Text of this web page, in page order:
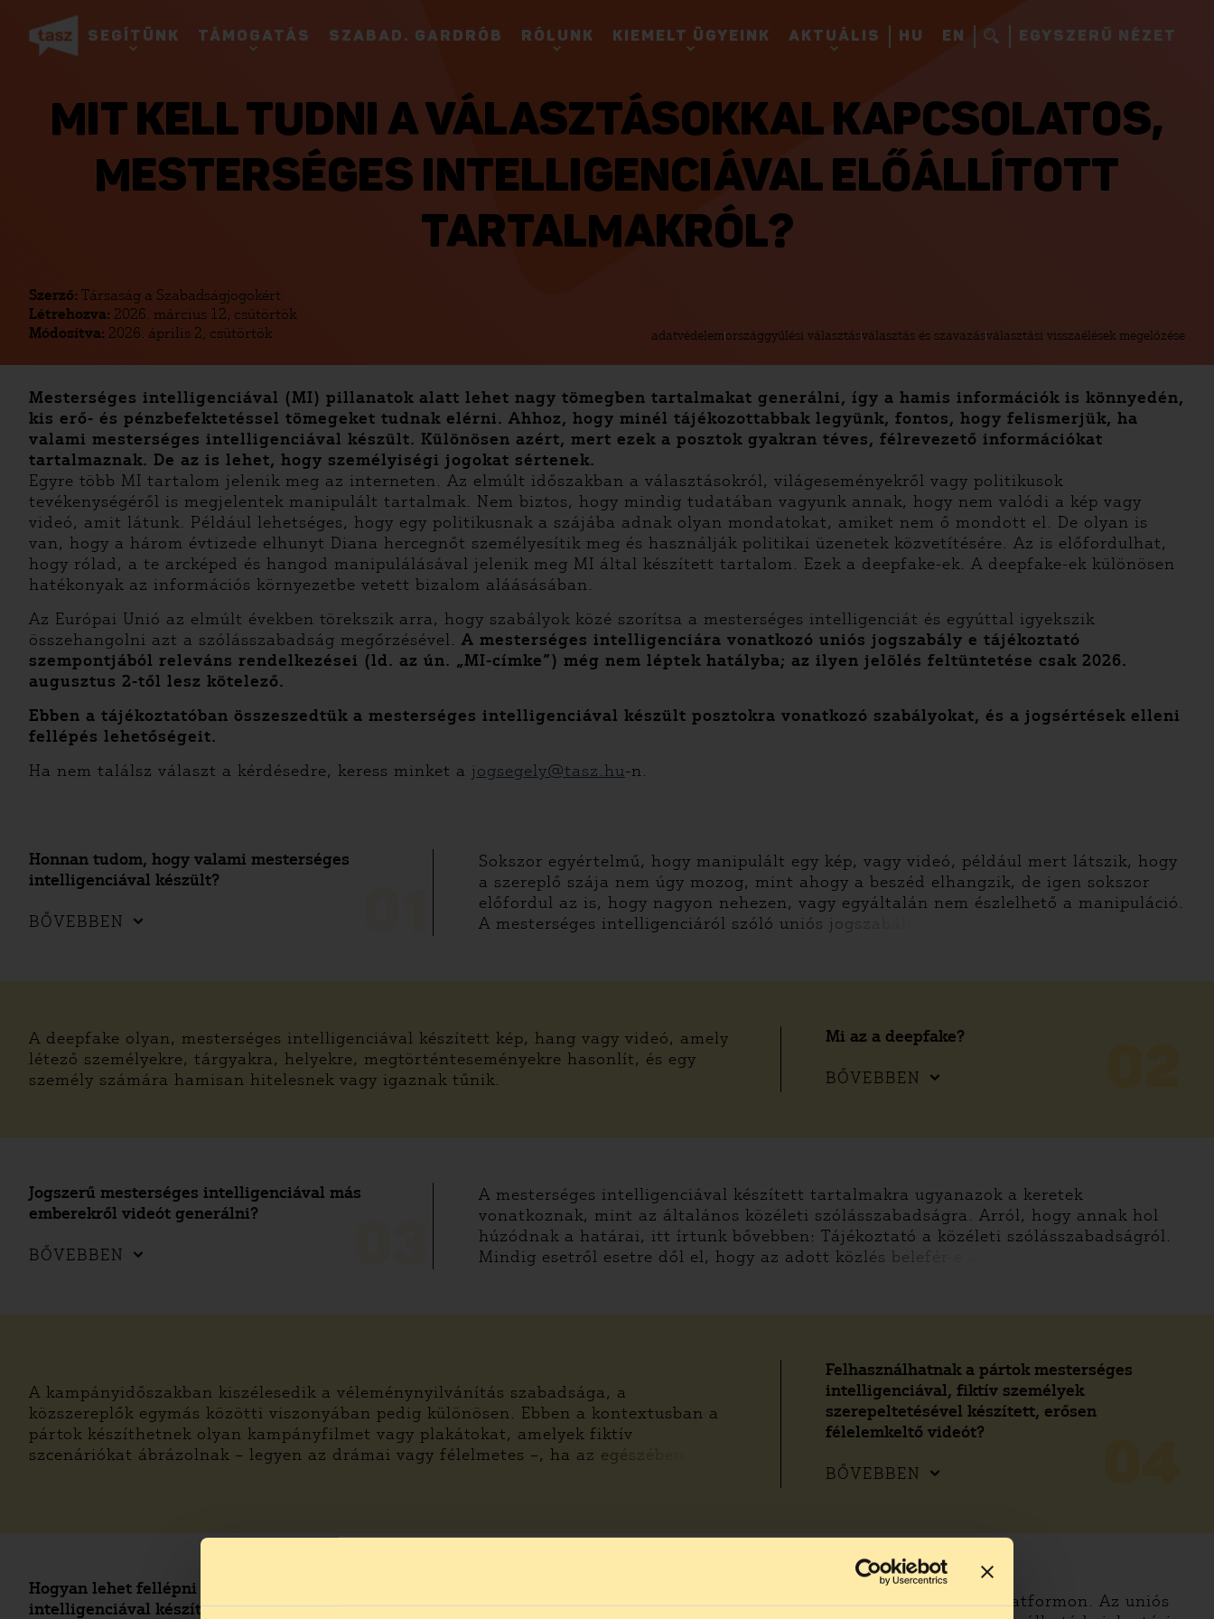
SEGÍTÜNK TÁMOGATÁS SZABAD. GARDRÓB RÓLUNK KIEMELT ÜGYEINK AKTUÁLIS HU EN EGYSZERŰ NÉZET
MIT KELL TUDNI A VÁLASZTÁSOKKAL KAPCSOLATOS,
MESTERSÉGES INTELLIGENCIÁVAL ELŐÁLLÍTOTT
TARTALMAKRÓL?
Szerző: Társaság a Szabadságjogokért
Létrehozva: 2026. március 12, csütörtök
Módosítva: 2026. április 2, csütörtök adatvédelemországgyűlési választásválasztás és szavazásválasztási visszaélések megelőzése
Mesterséges intelligenciával (MI) pillanatok alatt lehet nagy tömegben tartalmakat generálni, így a hamis információk is könnyedén,
kis erő- és pénzbefektetéssel tömegeket tudnak elérni. Ahhoz, hogy minél tájékozottabbak legyünk, fontos, hogy felismerjük, ha
valami mesterséges intelligenciával készült. Különösen azért, mert ezek a posztok gyakran téves, félrevezető információkat
tartalmaznak. De az is lehet, hogy személyiségi jogokat sértenek.
Egyre több MI tartalom jelenik meg az interneten. Az elmúlt időszakban a választásokról, világeseményekről vagy politikusok
tevékenységéről is megjelentek manipulált tartalmak. Nem biztos, hogy mindig tudatában vagyunk annak, hogy nem valódi a kép vagy
videó, amit látunk. Például lehetséges, hogy egy politikusnak a szájába adnak olyan mondatokat, amiket nem ő mondott el. De olyan is
van, hogy a három évtizede elhunyt Diana hercegnőt személyesítik meg és használják politikai üzenetek közvetítésére. Az is előfordulhat,
hogy rólad, a te arcképed és hangod manipulálásával jelenik meg MI által készített tartalom. Ezek a deepfake-ek. A deepfake-ek különösen
hatékonyak az információs környezetbe vetett bizalom aláásásában.
Az Európai Unió az elmúlt években törekszik arra, hogy szabályok közé szorítsa a mesterséges intelligenciát és egyúttal igyekszik
összehangolni azt a szólásszabadság megőrzésével. A mesterséges intelligenciára vonatkozó uniós jogszabály e tájékoztató
szempontjából releváns rendelkezései (ld. az ún. „MI-címke”) még nem léptek hatályba; az ilyen jelölés feltüntetése csak 2026.
augusztus 2-től lesz kötelező.
Ebben a tájékoztatóban összeszedtük a mesterséges intelligenciával készült posztokra vonatkozó szabályokat, és a jogsértések elleni
fellépés lehetőségeit.
Ha nem találsz választ a kérdésedre, keress minket a jogsegely@tasz.hu-n.
Honnan tudom, hogy valami mesterséges
intelligenciával készült?
BŐVEBBEN
Sokszor egyértelmű, hogy manipulált egy kép, vagy videó, például mert látszik, hogy
a szereplő szája nem úgy mozog, mint ahogy a beszéd elhangzik, de igen sokszor
előfordul az is, hogy nagyon nehezen, vagy egyáltalán nem észlelhető a manipuláció.
A mesterséges intelligenciáról szóló uniós jogszabály
Mi az a deepfake?
BŐVEBBEN
A deepfake olyan, mesterséges intelligenciával készített kép, hang vagy videó, amely
létező személyekre, tárgyakra, helyekre, megtörténteseményekre hasonlít, és egy
személy számára hamisan hitelesnek vagy igaznak tűnik.
Jogszerű mesterséges intelligenciával más
emberekről videót generálni?
BŐVEBBEN
A mesterséges intelligenciával készített tartalmakra ugyanazok a keretek
vonatkoznak, mint az általános közéleti szólásszabadságra. Arról, hogy annak hol
húzódnak a határai, itt írtunk bővebben: Tájékoztató a közéleti szólásszabadságról.
Mindig esetről esetre dől el, hogy az adott közlés belefér-e a
Felhasználhatnak a pártok mesterséges
intelligenciával, fiktív személyek
szerepeltetésével készített, erősen
félelemkeltő videót?
BŐVEBBEN
A kampányidőszakban kiszélesedik a véleménynyilvánítás szabadsága, a
közszereplők egymás közötti viszonyában pedig különösen. Ebben a kontextusban a
pártok készíthetnek olyan kampányfilmet vagy plakátokat, amelyek fiktív
szcenáriókat ábrázolnak – legyen az drámai vagy félelmetes –, ha az egészében v
Hogyan lehet fellépni a rólam mesterséges
intelligenciával készített tartalommal
Jelentsd a platformnak! Az első, amit tehetsz, hogy jelented a platformon. Az uniós